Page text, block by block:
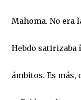
Mahoma. No era
Hebdo satirizaba
ámbitos. Es